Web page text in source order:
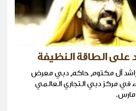
الطاقة النظيفة
آل مكتوم حاكم دبي معرض
في مركز دبي التجاري العالمي
مارس.